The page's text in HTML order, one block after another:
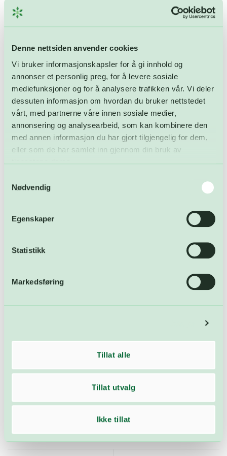
Denne nettsiden anvender cookies
Vi bruker informasjonskapsler for å gi innhold og
annonser et personlig preg, for å levere sosiale
mediefunksjoner og for å analysere trafikken vår. Vi deler
dessuten informasjon om hvordan du bruker nettstedet
vårt, med partnerne våre innen sosiale medier,
annonsering og analysearbeid, som kan kombinere den
med annen informasjon du har gjort tilgjengelig for dem,
eller som de har samlet inn gjennom din bruk av
Nødvendig
Egenskaper
Statistikk
Markedsføring
Tillat alle
Tillat utvalg
Ikke tillat
prislapp på 2,3 milliarder[klikk for å lese mer]
FARA – nytt fremtidsrettet renseanlegg for
om FARA-utviklingen – Del 1 Fredrikstad[klikk for
15
aug
stortingsrepresentanter fra Østfoldbenken, og
fikk vite fra[klikk for å lese mer]
28